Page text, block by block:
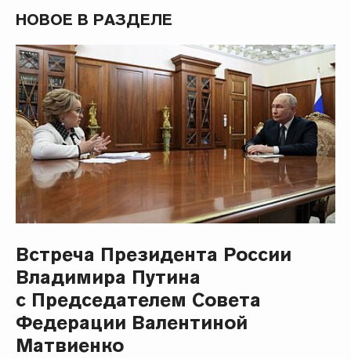
НОВОЕ В РАЗДЕЛЕ
Встреча Президента России
Владимира Путина
с Председателем Совета
Федерации Валентиной
Матвиенко